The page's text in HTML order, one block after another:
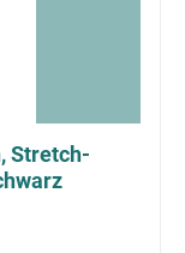
Stretch-